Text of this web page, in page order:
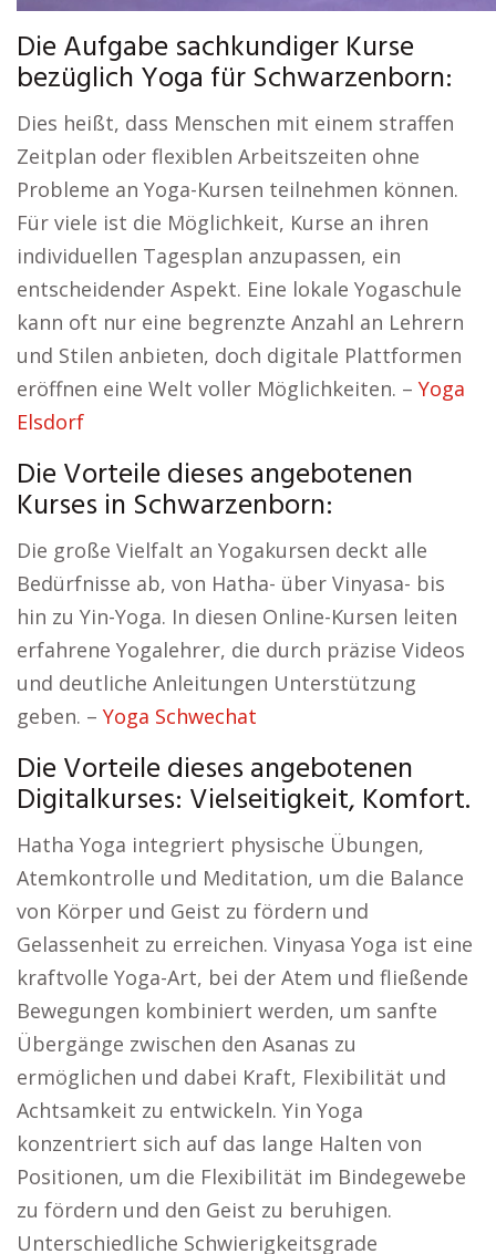
Die Aufgabe sachkundiger Kurse
bezüglich Yoga für Schwarzenborn:
Dies heißt, dass Menschen mit einem straffen
Zeitplan oder flexiblen Arbeitszeiten ohne
Probleme an Yoga-Kursen teilnehmen können.
Für viele ist die Möglichkeit, Kurse an ihren
individuellen Tagesplan anzupassen, ein
entscheidender Aspekt. Eine lokale Yogaschule
kann oft nur eine begrenzte Anzahl an Lehrern
und Stilen anbieten, doch digitale Plattformen
eröffnen eine Welt voller Möglichkeiten. – Yoga
Elsdorf
Die Vorteile dieses angebotenen
Kurses in Schwarzenborn:
Die große Vielfalt an Yogakursen deckt alle
Bedürfnisse ab, von Hatha- über Vinyasa- bis
hin zu Yin-Yoga. In diesen Online-Kursen leiten
erfahrene Yogalehrer, die durch präzise Videos
und deutliche Anleitungen Unterstützung
geben. – Yoga Schwechat
Die Vorteile dieses angebotenen
Digitalkurses: Vielseitigkeit, Komfort.
Hatha Yoga integriert physische Übungen,
Atemkontrolle und Meditation, um die Balance
von Körper und Geist zu fördern und
Gelassenheit zu erreichen. Vinyasa Yoga ist eine
kraftvolle Yoga-Art, bei der Atem und fließende
Bewegungen kombiniert werden, um sanfte
Übergänge zwischen den Asanas zu
ermöglichen und dabei Kraft, Flexibilität und
Achtsamkeit zu entwickeln. Yin Yoga
konzentriert sich auf das lange Halten von
Positionen, um die Flexibilität im Bindegewebe
zu fördern und den Geist zu beruhigen.
Unterschiedliche Schwierigkeitsgrade